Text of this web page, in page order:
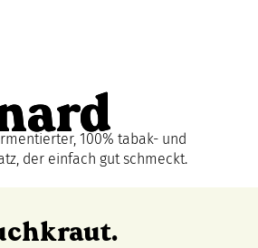
100% tabak- und
der einfach gut schmeckt.